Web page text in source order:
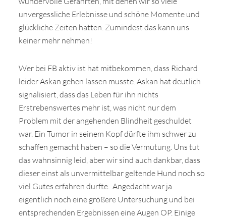
unvergessliche Erlebnisse und schöne Momente und
glückliche Zeiten hatten. Zumindest das kann uns
keiner mehr nehmen!
Wer bei FB aktiv ist hat mitbekommen, dass Richard
leider Askan gehen lassen musste. Askan hat deutlich
signalisiert, dass das Leben für ihn nichts
Erstrebenswertes mehr ist, was nicht nur dem
Problem mit der angehenden Blindheit geschuldet
war. Ein Tumor in seinem Kopf dürfte ihm schwer zu
schaffen gemacht haben – so die Vermutung. Uns tut
das wahnsinnig leid, aber wir sind auch dankbar, dass
dieser einst als unvermittelbar geltende Hund noch so
viel Gutes erfahren durfte. Angedacht war ja
eigentlich noch eine größere Untersuchung und bei
entsprechenden Ergebnissen eine Augen OP. Einige